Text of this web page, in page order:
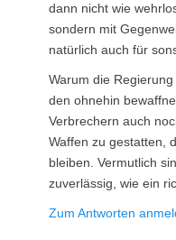
dann nicht wie
sondern mit
natürlich auch für
Warum die
den ohnehin
Verbrechern auch
Waffen zu gestatten,
bleiben. Vermutlich
zuverlässig, wie ein
Zum Antworten